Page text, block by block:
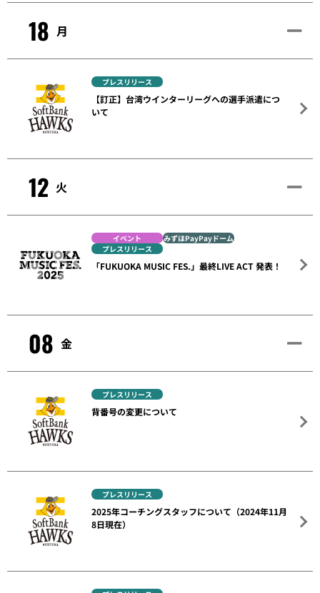
18 月
プレスリリース
【訂正】台湾ウインターリーグへの選手派遣につ
いて
12 火
イベント
みずほPayPayドーム
プレスリリース
「FUKUOKA MUSIC FES.」最終LIVE ACT 発表！
08 金
プレスリリース
背番号の変更について
プレスリリース
2025年コーチングスタッフについて（2024年11月
8日現在）